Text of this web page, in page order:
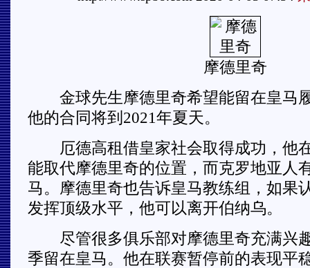
摩德里奇
金球先生摩德里奇希望能留在皇马
他的合同将到2021年夏天。
厄德高租借皇家社会取得成功，他
能取代摩德里奇的位置，而克罗地亚人
马。摩德里奇也告诉皇马教练组，如果
发挥顶级水平，他可以离开伯纳乌。
尽管很多俱乐部对摩德里奇充满兴
季留在皇马。他在联赛暂停前的表现平